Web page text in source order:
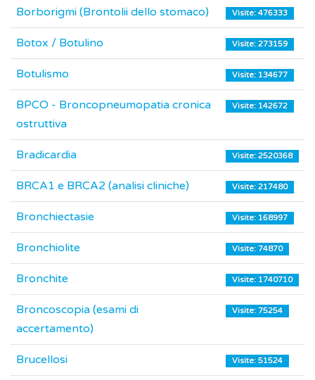
Borborigmi (Brontolii dello stomaco) Visite: 476333
Botox / Botulino Visite: 273159
Botulismo Visite: 134677
BPCO - Broncopneumopatia cronica
ostruttiva
Visite: 142672
Bradicardia Visite: 2520368
BRCA1 e BRCA2 (analisi cliniche) Visite: 217480
Bronchiectasie Visite: 168997
Bronchiolite Visite: 74870
Bronchite Visite: 1740710
Broncoscopia (esami di
accertamento)
Visite: 75254
Brucellosi Visite: 51524